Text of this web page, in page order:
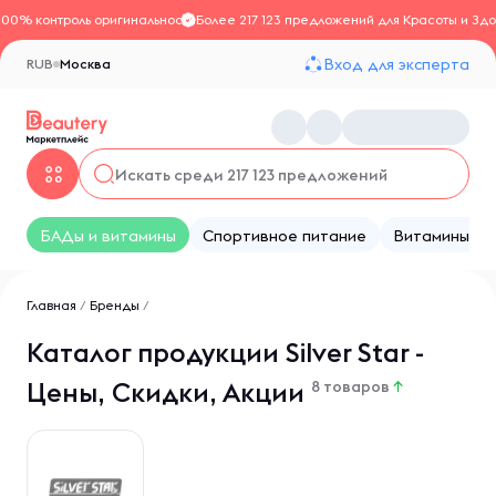
контроль оригинальностиБолее 217 123 предложений для Красоты и
Москва
RUB Вход для эксперта
БАДы и витамины Спортивное питание Витамины
Главная / Бренды /
Каталог продукции Silver Star -
Цены, Скидки, Акции 8 товаров ↑